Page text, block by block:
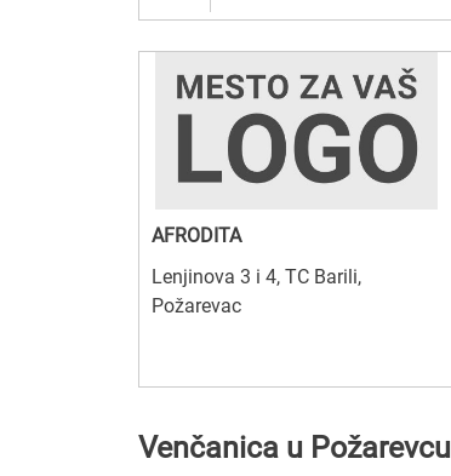
AFRODITA
Lenjinova 3 i 4, TC Barili,
Požarevac
Venčanica u Požarevcu